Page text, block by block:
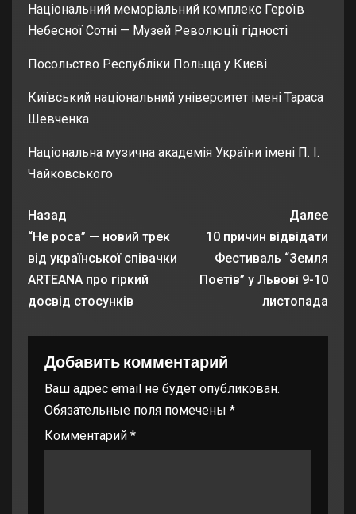
Національний меморіальний комплекс Героїв
Небесної Сотні — Музей Революції гідності
Посольство Республіки Польща у Києві
Київський національний університет імені Тараса
Шевченка
Національна музична академія України імені П. І.
Чайковського
Назад
“Не роса” — новий трек
від української співачки
ARTEANA про гіркий
досвід стосунків
Далее
10 причин відвідати
Фестиваль “Земля
Поетів” у Львові 9-10
листопада
Добавить комментарий
Ваш адрес email не будет опубликован.
Обязательные поля помечены *
Комментарий *